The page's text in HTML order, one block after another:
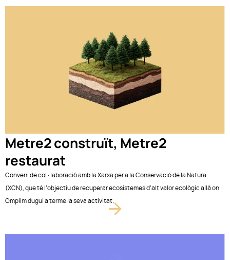
Metre2 construït, Metre2
restaurat
Conveni de col·laboració amb la Xarxa per a la Conservació de la Natura
(XCN), que té l’objectiu de recuperar ecosistemes d’alt valor ecològic allà on
Omplim dugui a terme la seva activitat.